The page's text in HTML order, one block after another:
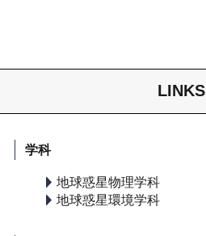
LINKS
学科
地球惑星物理学科
地球惑星環境学科